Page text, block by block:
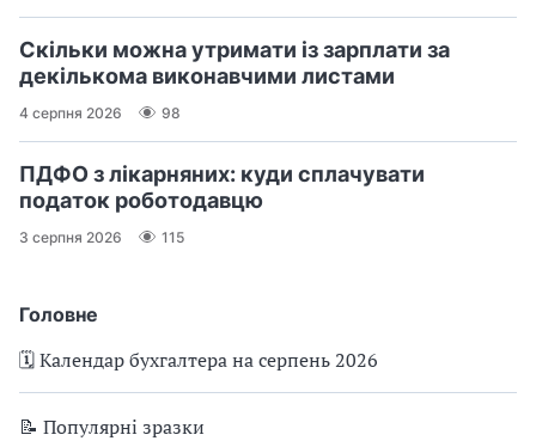
Головне
🗓️ Календар бухгалтера на серпень 2026
📝 Популярні зразки
Скільки можна утримати із зарплати за
декількома виконавчими листами
4 серпня 2026 98
ПДФО з лікарняних: куди сплачувати
податок роботодавцю
3 серпня 2026 115